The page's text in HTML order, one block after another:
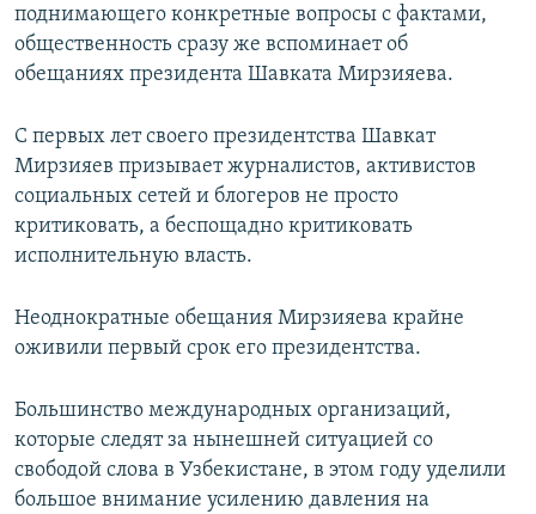
поднимающего конкретные вопросы с фактами,
общественность сразу же вспоминает об
обещаниях президента Шавката Мирзияева.
С первых лет своего президентства Шавкат
Мирзияев призывает журналистов, активистов
социальных сетей и блогеров не просто
критиковать, а беспощадно критиковать
исполнительную власть.
Неоднократные обещания Мирзияева крайне
оживили первый срок его президентства.
Большинство международных организаций,
которые следят за нынешней ситуацией со
свободой слова в Узбекистане, в этом году уделили
большое внимание усилению давления на